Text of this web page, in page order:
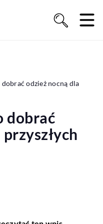
odzież nocną dla
dobrać